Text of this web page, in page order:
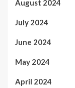
August 2024
July 2024
June 2024
May 2024
April 2024